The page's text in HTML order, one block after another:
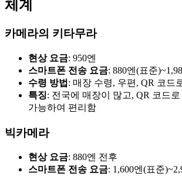
체계
카메라의 키타무라
현상 요금: 950엔
스마트폰 전송 요금: 880엔(표준
수령 방법 : 매장 수령, 우편, QR 코드
특징: 전국에 매장이 많고, QR 코드
가능하여 편리함
빅카메라
현상 요금: 880엔 전후
스마트폰 전송 요금: 1,600엔(표준